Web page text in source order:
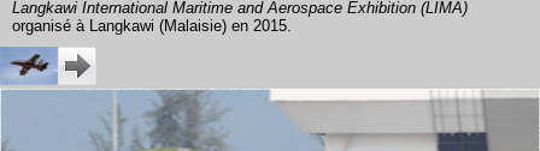
Langkawi International Maritime and Aerospace Exhibition (LIMA)
organisé à Langkawi (Malaisie) en 2015.